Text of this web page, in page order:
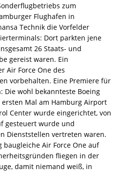
zum
Flughafen in
Technik die Vorfelder
Dort parkten jene
26 Staats- und
gereist waren. Ein
Air Force One des
vorbehalten. Eine Premiere für
Die wohl bekannteste Boeing
Mal am Hamburg Airport
Center wurde eingerichtet, von
gesteuert wurde und
Dienststellen vertreten waren.
Air Force One auf
fliegen in der
damit niemand weiß, in